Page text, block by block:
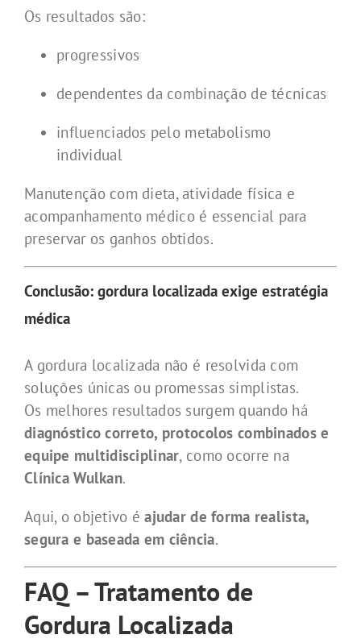
Os resultados são:
progressivos
dependentes da combinação de técnicas
influenciados pelo metabolismo
individual
Manutenção com dieta, atividade física e
acompanhamento médico é essencial para
preservar os ganhos obtidos.
Conclusão: gordura localizada exige estratégia
médica
A gordura localizada não é resolvida com
soluções únicas ou promessas simplistas.
Os melhores resultados surgem quando há
diagnóstico correto, protocolos combinados e
equipe multidisciplinar, como ocorre na
Clínica Wulkan.
Aqui, o objetivo éajudar de forma realista,
segura e baseada em ciência.
FAQ – Tratamento de
Gordura Localizada